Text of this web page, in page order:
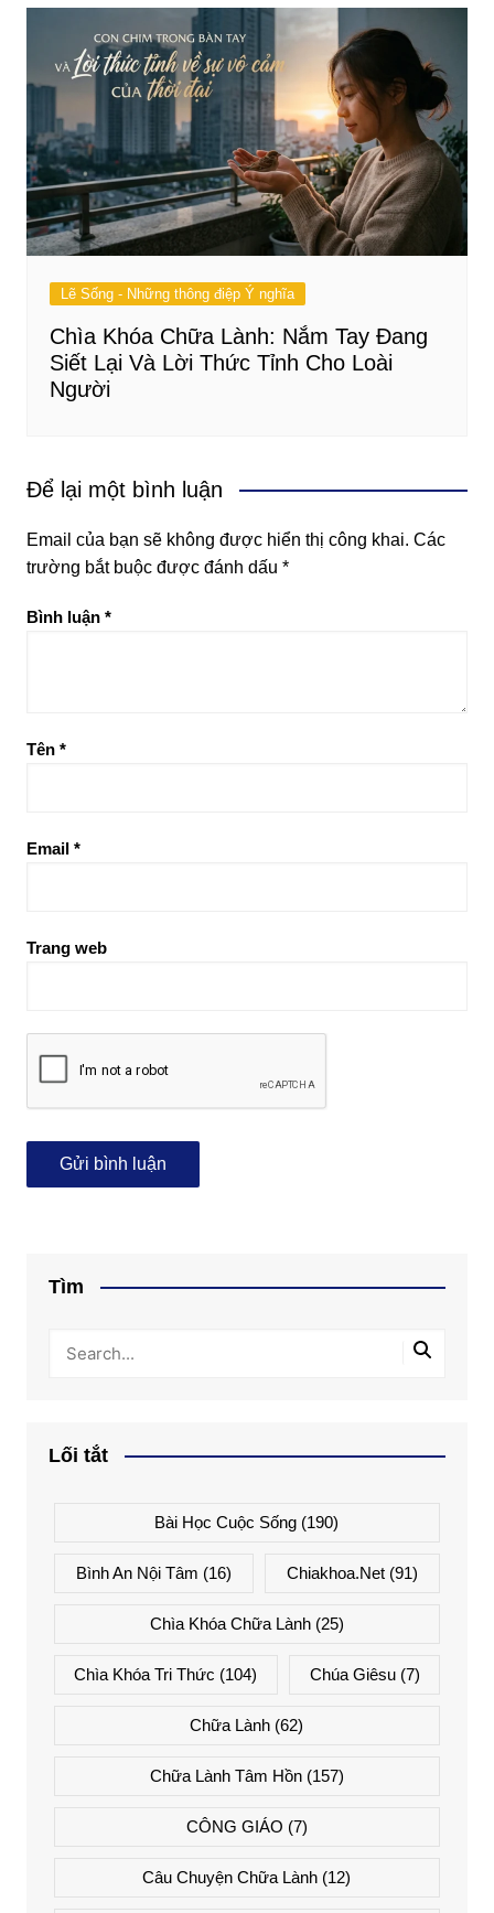
Lẽ Sống - Những thông điệp Ý nghĩa
Chìa Khóa Chữa Lành: Nắm Tay Đang
Siết Lại Và Lời Thức Tỉnh Cho Loài
Người
Để lại một bình luận
Email của bạn sẽ không được hiển thị công khai. Các
trường bắt buộc được đánh dấu *
Bình luận *
Tên *
Email *
Trang web
Tìm
Lối tắt
Bài Học Cuộc Sống (190)
Bình An Nội Tâm (16) Chiakhoa.net (91)
Chìa Khóa Chữa Lành(25)
Chìa Khóa Tri Thức (104) Chúa Giêsu(7)
Chữa Lành (62)
Chữa Lành Tâm Hồn(157)
CÔNG GIÁO (7)
Câu Chuyện Chữa Lành (12)